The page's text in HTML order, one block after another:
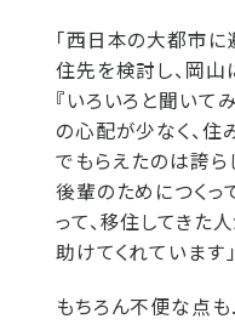
「西日本の大都市
住先を検討し、岡山
『いろいろと聞いて
の心配が少なく、住
でもらえたのは誇ら
後輩のためにつくっ
って、移住してきた
助けてくれています」
もちろん不便な点も